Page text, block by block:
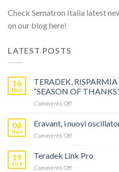
Check Sematron Italia latest
on our blog here!
LATEST POSTS
16
Nov
TERADEK,
“SEASON OF
Comments Offon
RISPARMIA
CON
06
Nov
Eravant, i nuovi
Comments Offon
19
Oct
Teradek Link Pro
Comments Offon